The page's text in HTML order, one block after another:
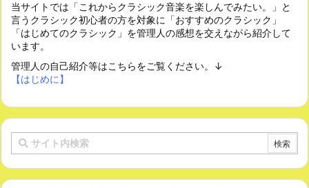
当サイトでは「これからクラシック音楽を楽しんでみたい。」と
言うクラシック初心者の方を対象に「おすすめのクラシック」
「はじめてのクラシック」を管理人の感想を交えながら紹介して
います。
管理人の自己紹介等はこちらをご覧ください。↓
【はじめに】